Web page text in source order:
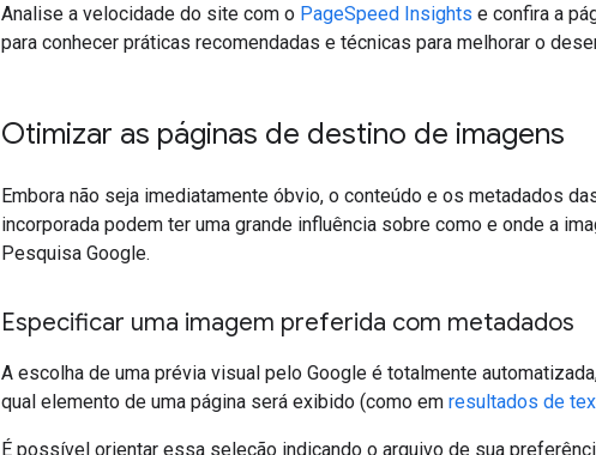
Analise a velocidade do site com o PageSpeed Insights e confira a
para conhecer práticas recomendadas e técnicas para melhorar o
Otimizar as páginas de destino de imagens
Embora não seja imediatamente óbvio, o conteúdo e os metadados
incorporada podem ter uma grande influência sobre como e onde a
Pesquisa Google.
Especificar uma imagem preferida com metadados
A escolha de uma prévia visual pelo Google é totalmente
qual elemento de uma página será exibido (como em resultados de
É possível orientar essa seleção indicando o arquivo de sua